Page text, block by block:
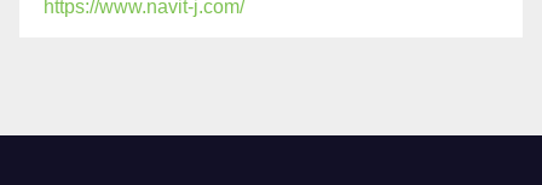
https://www.navit-j.com/